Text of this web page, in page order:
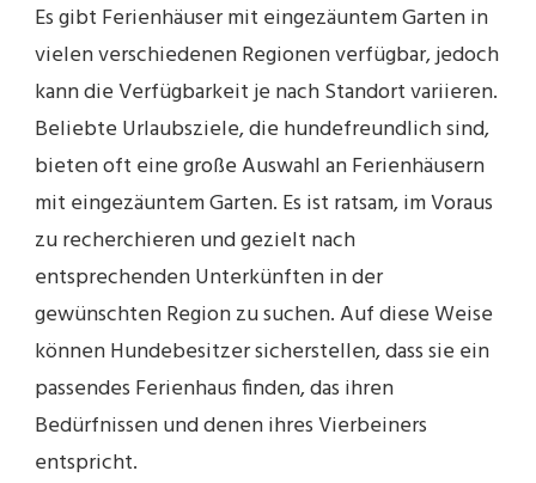
Es gibt Ferienhäuser mit eingezäuntem Garten in
vielen verschiedenen Regionen verfügbar, jedoch
kann die Verfügbarkeit je nach Standort variieren.
Beliebte Urlaubsziele, die hundefreundlich sind,
bieten oft eine große Auswahl an Ferienhäusern
mit eingezäuntem Garten. Es ist ratsam, im Voraus
zu recherchieren und gezielt nach
entsprechenden Unterkünften in der
gewünschten Region zu suchen. Auf diese Weise
können Hundebesitzer sicherstellen, dass sie ein
passendes Ferienhaus finden, das ihren
Bedürfnissen und denen ihres Vierbeiners
entspricht.